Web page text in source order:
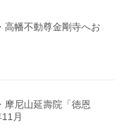
高幡不動尊金剛寺へお
摩尼山延壽院「徳恩
月